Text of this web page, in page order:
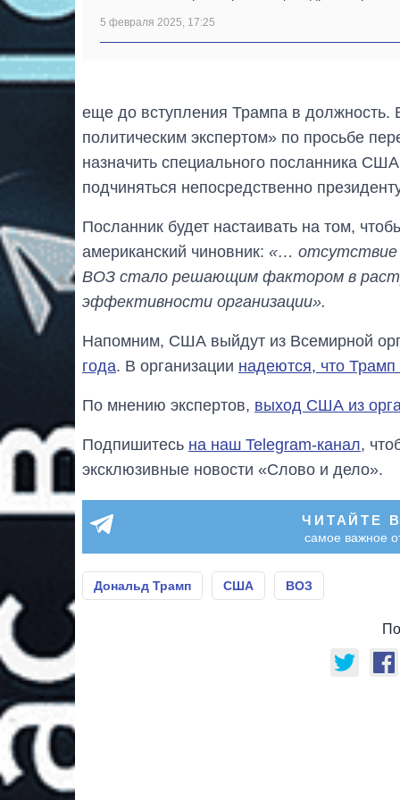
5 февраля 2025, 17:25
еще до вступления Трампа в
политическим экспертом» по просьбе
назначить специального посланника
подчиняться непосредственно
Посланник будет настаивать на том,
американский чиновник: «… отсутствие
ВОЗ стало решающим фактором в
эффективности организации».
Напомним, США выйдут из Всемирной
года. В организации надеются, что
По мнению экспертов, выход США из
Подпишитесь на наш Telegram-канал,
эксклюзивные новости «Слово и дело».
ЧИТАЙТЕ В
самое важное
Дональд Трамп США ВОЗ